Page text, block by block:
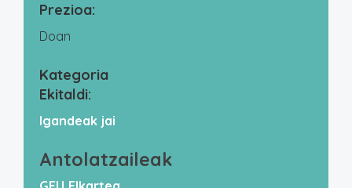
Prezioa:
Doan
Kategoria
Ekitaldi:
Igandeak jai
Antolatzaileak